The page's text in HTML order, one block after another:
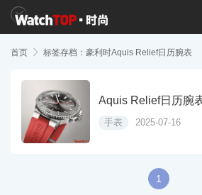
首页  标签存档：豪利时Aquis Relief日历腕表
Aquis Relief日历腕
手表 2025-07-16
1